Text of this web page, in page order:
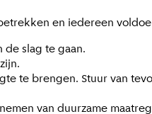
en iedereen
de slag te gaan.
te brengen. Stuur van
van duurzame